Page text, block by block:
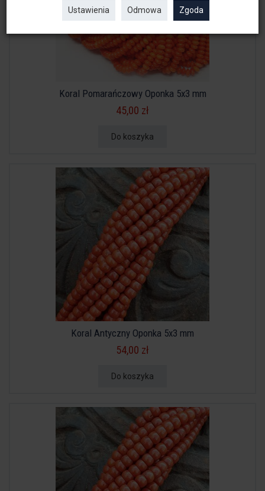
Koral Pomarańczowy Oponka 5x3 mm
45,00 zł
Do koszyka
Koral Antyczny Oponka 5x3 mm
54,00 zł
Do koszyka
Ustawienia Odmowa Zgoda